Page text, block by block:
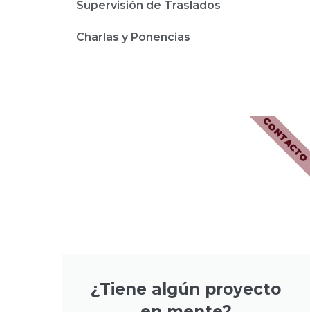
Supervisión de Traslados
Charlas y Ponencias
¿Tiene algún proyecto
CONTACTO